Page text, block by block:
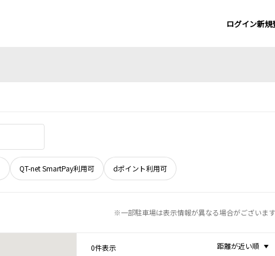
ログイン新規
QT-net SmartPay利用可 dポイント利用可
※一部駐車場は表示情報が異なる場合がございます
0件表示 距離が近い順